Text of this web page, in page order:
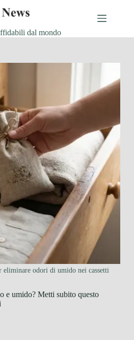
dal mondo
eliminare odori di umido nei cassetti
e umido? Metti subito questo